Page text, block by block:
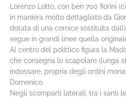
Lorenzo Lotto, con ben 700 fiorini
in maniera molto dettagliato da
dotata di una cornice sostituita
segue in grandi linee quella
Al centro del polittico figura la
che consegna lo scapolare (lunga
indossare, propria degli ordini
Domenico.
Negli scomparti laterali, tra i santi